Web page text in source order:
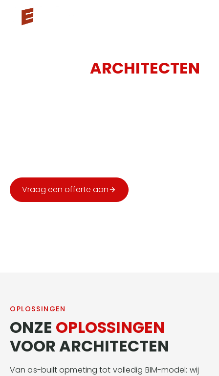
ARCHITECTEN
Vraag een offerte aan
OPLOSSINGEN
ONZE OPLOSSINGEN
VOOR ARCHITECTEN
Van as-built opmeting tot volledig BIM-model: wij